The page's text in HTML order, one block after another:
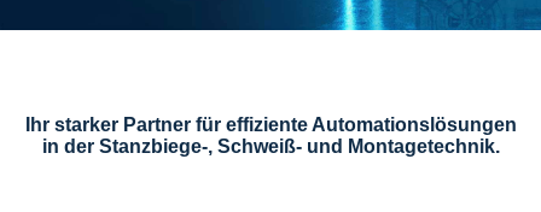
Ihr starker Partner für effiziente Automationslösungen
in der Stanzbiege-, Schweiß- und Montagetechnik.